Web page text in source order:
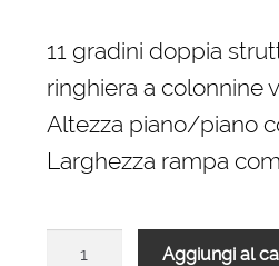
era:
11 gradini doppia
ringhiera a colonnine
Altezza piano/piano
Larghezza rampa
Aggiungi al